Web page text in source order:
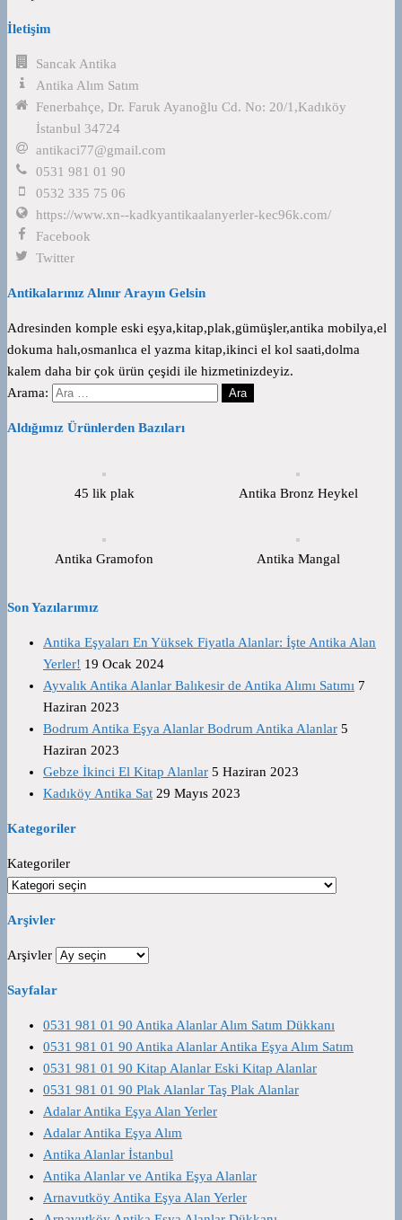
İletişim
Sancak Antika
Antika Alım Satım
Fenerbahçe, Dr. Faruk Ayanoğlu Cd. No: 20/1,Kadıköy
İstanbul 34724
antikaci77@gmail.com
0531 981 01 90
0532 335 75 06
https://www.xn--kadkyantikaalanyerler-kec96k.com/
Facebook
Twitter
Antikalarınız Alınır Arayın Gelsin
Adresinden komple eski eşya,kitap,plak,gümüşler,antika mobilya,el
dokuma halı,osmanlıca el yazma kitap,ikinci el kol saati,dolma
kalem daha bir çok ürün çeşidi ile hizmetinizdeyiz.
Arama:
Aldığımız Ürünlerden Bazıları
45 lik plak Antika Bronz Heykel
Antika Gramofon Antika Mangal
Son Yazılarımız
Antika Eşyaları En Yüksek Fiyatla Alanlar: İşte Antika Alan
Yerler! 19 Ocak 2024
Ayvalık Antika Alanlar Balıkesir de Antika Alımı Satımı 7
Haziran 2023
Bodrum Antika Eşya Alanlar Bodrum Antika Alanlar 5
Haziran 2023
Gebze İkinci El Kitap Alanlar 5 Haziran 2023
Kadıköy Antika Sat 29 Mayıs 2023
Kategoriler
Kategoriler
Arşivler
Arşivler
Sayfalar
0531 981 01 90 Antika Alanlar Alım Satım Dükkanı
0531 981 01 90 Antika Alanlar Antika Eşya Alım Satım
0531 981 01 90 Kitap Alanlar Eski Kitap Alanlar
0531 981 01 90 Plak Alanlar Taş Plak Alanlar
Adalar Antika Eşya Alan Yerler
Adalar Antika Eşya Alım
Antika Alanlar İstanbul
Antika Alanlar ve Antika Eşya Alanlar
Arnavutköy Antika Eşya Alan Yerler